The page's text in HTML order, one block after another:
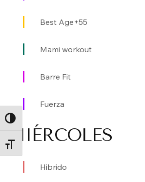
ALTERNAR ALTO
ALTERNAR TAMAÑO DE
Best Age+55
Mami workout
Barre Fit
Fuerza
MIÉRCOLES
Hibrido